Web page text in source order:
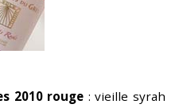
2010 rouge : vieille syrah